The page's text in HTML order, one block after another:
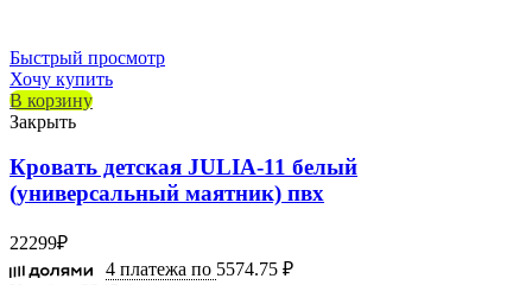
Быстрый просмотр
Хочу купить
В корзину
Закрыть
Кровать детская JULIA-11 белый
(универсальный маятник) пвх
22299₽
4 платежа по 5574.75 ₽